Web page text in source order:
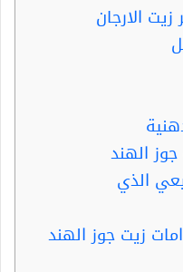
الارجان
الهند
الذي
زيت جوز الهند